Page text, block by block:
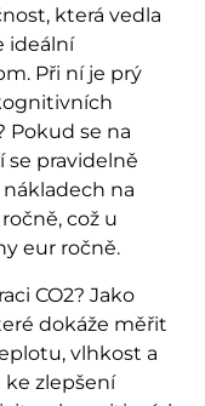
která vedla
ideální
Při ní je prý
Pokud se na
se pravidelně
na
což u
eur ročně.
CO2? Jako
dokáže měřit
vlhkost a
zlepšení